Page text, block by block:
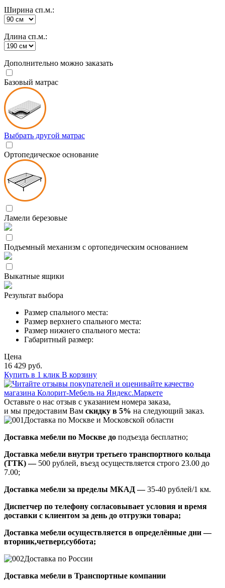
Ширина сп.м.:
Длина сп.м.:
Дополнительно можно заказать
Базовый матрас
Выбрать другой матрас
Ортопедическое основание
Ламели березовые
Подъемный механизм с ортопедическим основанием
Выкатные ящики
Результат выбора
Размер спального места:
Размер верхнего спального места:
Размер нижнего спального места:
Габаритный размер:
Цена
16 429 руб.
Купить в 1 клик В корзину
Оставьте о нас отзыв с указанием номера заказа,
и мы предоставим Вам скидку в 5% на следующий заказ.
Доставка по Москве и Московской области
Доставка мебели по Москве до подъезда бесплатно;
Доставка мебели внутри третьего транспортного кольца
(ТТК) —500 рублей, въезд осуществляется строго 23.00 до
7.00;
Доставка мебели за пределы МКАД —35-40 рублей/1 км.
Диспетчер по телефону согласовывает условия и время
доставки с клиентом за день до отгрузки товара;
Доставка мебели осуществляется в определённые дни —
вторник,четверг,суббота;
Доставка по России
Доставка мебели в Транспортные компании